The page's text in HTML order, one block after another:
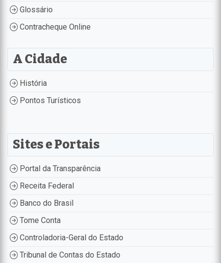
Glossário
Contracheque Online
A Cidade
História
Pontos Turísticos
Sites e Portais
Portal da Transparência
Receita Federal
Banco do Brasil
Tome Conta
Controladoria-Geral do Estado
Tribunal de Contas do Estado